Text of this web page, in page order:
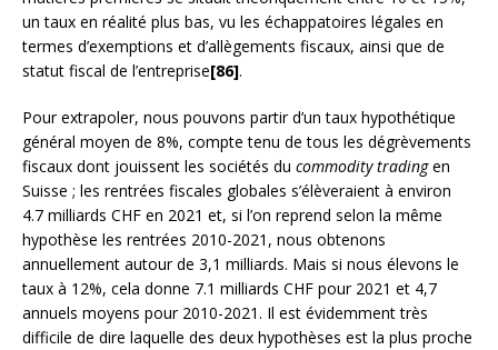
un taux en réalité plus bas, vu les échappatoires légales en
termes d’exemptions et d’allègements fiscaux, ainsi que de
statut fiscal de l’entreprise[86].
Pour extrapoler, nous pouvons partir d’un taux hypothétique
général moyen de 8%, compte tenu de tous les dégrèvements
fiscaux dont jouissent les sociétés du commodity tradingen
Suisse ; les rentrées fiscales globales s’élèveraient à environ
4.7 milliards CHF en 2021 et, si l’on reprend selon la même
hypothèse les rentrées 2010-2021, nous obtenons
annuellement autour de 3,1 milliards. Mais si nous élevons le
taux à 12%, cela donne 7.1 milliards CHF pour 2021 et 4,7
annuels moyens pour 2010-2021. Il est évidemment très
difficile de dire laquelle des deux hypothèses est la plus proche